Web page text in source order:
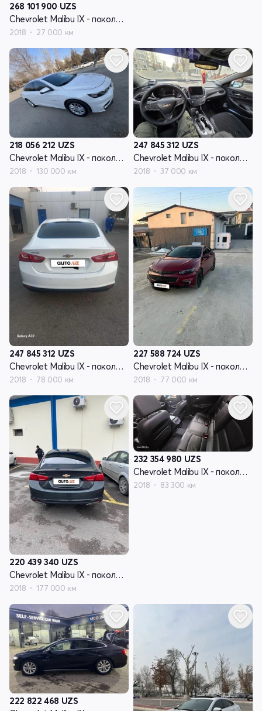
268 101 900 UZS
Chevrolet Malibu IX - поколение
2018 27 000 км
218 056 212 UZS
Chevrolet Malibu IX - поколение
2018 130 000 км
247 845 312 UZS
Chevrolet Malibu IX - поколение
2018 37 000 км
247 845 312 UZS
Chevrolet Malibu IX - поколение
2018 78 000 км
227 588 724 UZS
Chevrolet Malibu IX - поколение
2018 77 000 км
220 439 340 UZS
Chevrolet Malibu IX - поколение
2018 177 000 км
232 354 980 UZS
Chevrolet Malibu IX - поколение
2018 83 300 км
222 822 468 UZS